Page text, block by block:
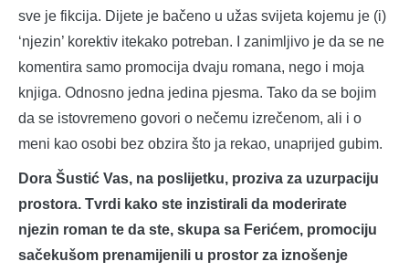
sve je fikcija. Dijete je bačeno u užas svijeta kojemu je (i)
‘njezin’ korektiv itekako potreban. I zanimljivo je da se ne
komentira samo promocija dvaju romana, nego i moja
knjiga. Odnosno jedna jedina pjesma. Tako da se bojim
da se istovremeno govori o nečemu izrečenom, ali i o
meni kao osobi bez obzira što ja rekao, unaprijed gubim.
Dora Šustić Vas, na poslijetku, proziva za uzurpaciju
prostora. Tvrdi kako ste inzistirali da moderirate
njezin roman te da ste, skupa sa Ferićem, promociju
sačekušom prenamijenili u prostor za iznošenje